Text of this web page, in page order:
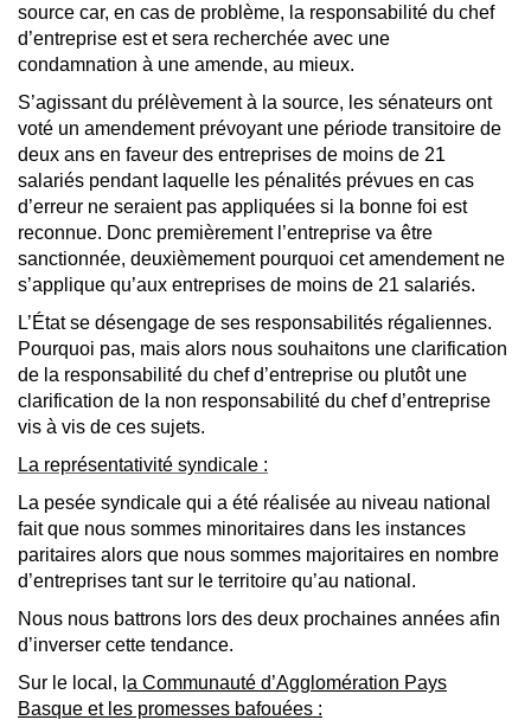
source car, en cas de problème, la responsabilité du chef
d’entreprise est et sera recherchée avec une
condamnation à une amende, au mieux.
S’agissant du prélèvement à la source, les sénateurs ont
voté un amendement prévoyant une période transitoire de
deux ans en faveur des entreprises de moins de 21
salariés pendant laquelle les pénalités prévues en cas
d’erreur ne seraient pas appliquées si la bonne foi est
reconnue. Donc premièrement l’entreprise va être
sanctionnée, deuxièmement pourquoi cet amendement ne
s’applique qu’aux entreprises de moins de 21 salariés.
L’État se désengage de ses responsabilités régaliennes.
Pourquoi pas, mais alors nous souhaitons une clarification
de la responsabilité du chef d’entreprise ou plutôt une
clarification de la non responsabilité du chef d’entreprise
vis à vis de ces sujets.
La représentativité syndicale :
La pesée syndicale qui a été réalisée au niveau national
fait que nous sommes minoritaires dans les instances
paritaires alors que nous sommes majoritaires en nombre
d’entreprises tant sur le territoire qu’au national.
Nous nous battrons lors des deux prochaines années afin
d’inverser cette tendance.
Sur le local, l a Communauté d’Agglomération Pays
Basque et les promesses bafouées :